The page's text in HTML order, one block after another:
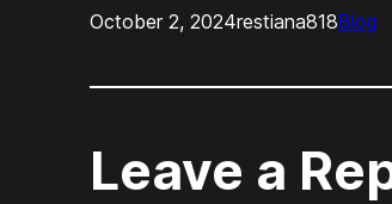
October 2, 2024restiana818Blog
Leave a